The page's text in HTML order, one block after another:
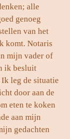
alle
genoeg
van het
komt. Notaris
mijn vader of
ik besluit
leg de situatie
door aan de
eten te koken
aan mijn
gedachten